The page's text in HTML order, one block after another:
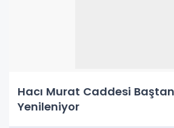
Hacı Murat Caddesi
Yenileniyor